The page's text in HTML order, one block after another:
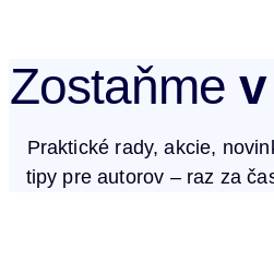
Zostaňme
Praktické rady, akcie,
tipy pre autorov – raz za